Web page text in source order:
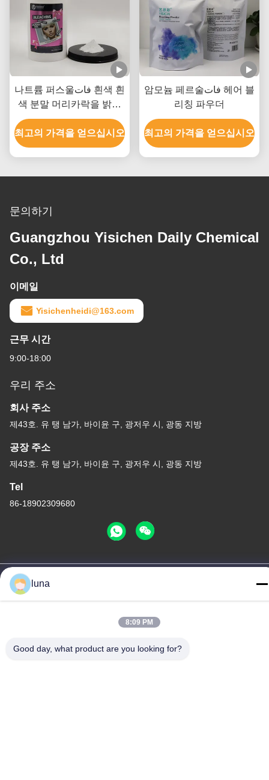
나트륨 퍼스울فات 흰색 흰
색 분말 머리카락을 밝히
는 분말 최대 8-9 레벨
최고의 가격을 얻으십시오
암모늄 페르술فات 헤어 블
리칭 파우더
최고의 가격을 얻으십시오
문의하기
Guangzhou Yisichen Daily Chemical
Co., Ltd
이메일
Yisichenheidi@163.com
근무 시간
9:00-18:00
우리 주소
회사 주소
제43호. 유 탱 남가, 바이윤 구, 광저우 시, 광동 지방
공장 주소
제43호. 유 탱 남가, 바이윤 구, 광저우 시, 광동 지방
Tel
86-18902309680
개인 정보 정책|사이트맵
Guangzhou Yisichen Daily Chemical Co., Ltd . 판권 소유.
luna
8:09 PM
Good day, what product are you looking for?